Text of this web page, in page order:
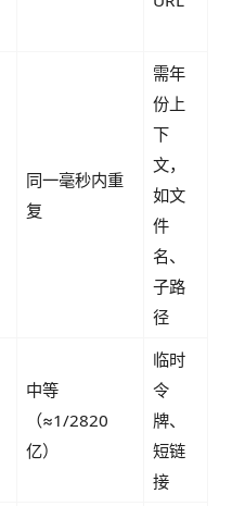
同一毫秒内重
复
需年
份上
下
文，
如文
件
名、
子路
径
中等
（≈1/2820
亿）
临时
令
牌、
短链
接